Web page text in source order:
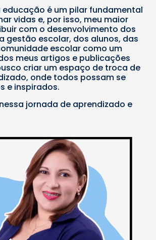
é um pilar fundamental
vidas e, por isso, meu maior
com o desenvolvimento dos
gestão escolar, dos alunos, das
escolar como um
meus artigos e publicações
criar um espaço de troca de
onde todos possam se
e inspirados.
jornada de aprendizado e